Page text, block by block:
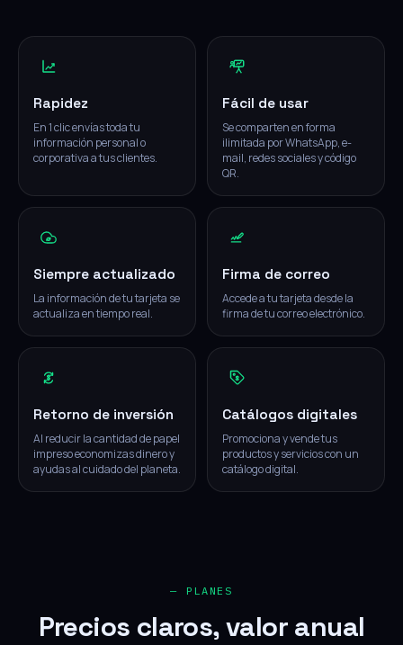
Rapidez
En 1 clic envías toda tu
información personal o
corporativa a tus clientes.
Fácil de usar
Se comparten en forma
ilimitada por WhatsApp, e-
mail, redes sociales y código
QR.
Siempre actualizado
La información de tu tarjeta se
actualiza en tiempo real.
Firma de correo
Accede a tu tarjeta desde la
firma de tu correo electrónico.
Retorno de inversión
Al reducir la cantidad de papel
impreso economizas dinero y
ayudas al cuidado del planeta.
Catálogos digitales
Promociona y vende tus
productos y servicios con un
catálogo digital.
— PLANES
Precios claros, valor anual